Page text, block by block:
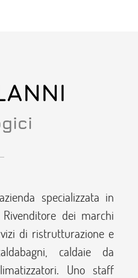
specializzata in
dei marchi
di ristrutturazione e
caldaie da
Uno staff